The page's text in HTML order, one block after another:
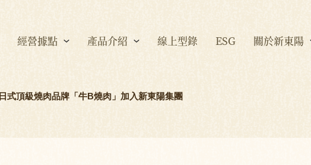
經營據點 產品介紹 線上型錄 ESG 關於新東陽
日式頂級燒肉品牌「牛B燒肉」加入新東陽集團